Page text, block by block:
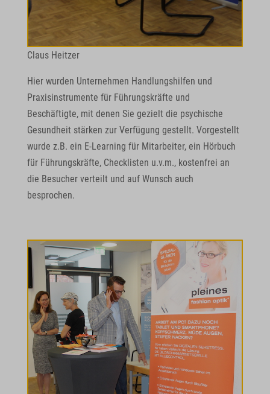
Claus Heitzer
Hier wurden Unternehmen Handlungshilfen und
Praxisinstrumente für Führungskräfte und
Beschäftigte, mit denen Sie gezielt die psychische
Gesundheit stärken zur Verfügung gestellt. Vorgestellt
wurde z.B. ein E-Learning für Mitarbeiter, ein Hörbuch
für Führungskräfte, Checklisten u.v.m., kostenfrei an
die Besucher verteilt und auf Wunsch auch
besprochen.